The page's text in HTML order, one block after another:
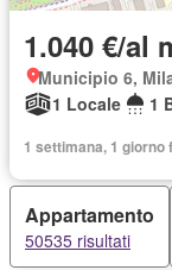
1.040 €/al
Municipio 6,
1 Locale
1
1 settimana, 1 giorno
Appartamento
50535 risultati